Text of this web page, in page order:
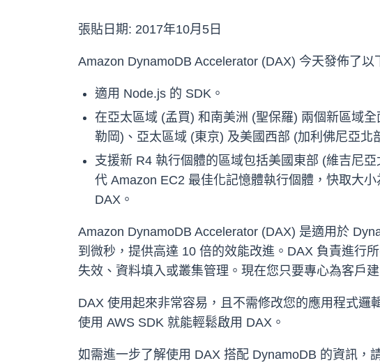
張貼日期: 2017年10月5日
Amazon DynamoDB Accelerator (DAX) 今天發佈了以
適用 Node.js 的 SDK。
在亞太區域 (孟買) 和南美洲 (聖保羅) 兩個新區域
勒岡)、亞太區域 (東京) 及美國西部 (加利佛尼亞北
支援新 R4 執行個體的區域包括美國東部 (維吉尼
代 Amazon EC2 最佳化記憶體執行個體，快取大
DAX。
Amazon DynamoDB Accelerator (DAX) 是適用於
到微秒，提供高達 10 倍的效能改進。DAX 負責進行
失效、資料填入或叢集管理。現在您只要專心為客戶
DAX 使用起來非常容易，且不需修改您的應用程式
使用 AWS SDK 就能輕鬆啟用 DAX。
如需進一步了解使用 DAX 搭配 DynamoDB 的資訊，